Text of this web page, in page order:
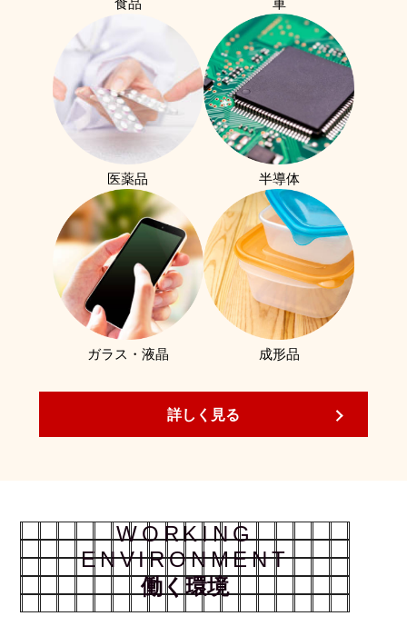
医薬品 半導体
ガラス・液晶 成形品
詳しく見る
WORKING
ENVIRONMENT
働く環境